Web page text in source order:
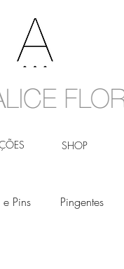
SHOP
e Pins Pingentes